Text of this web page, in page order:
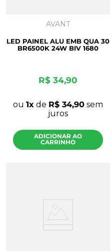
AVANT
LED PAINEL ALU EMB QUA 30
BR6500K 24W BIV 1680
R$ 34,90
ou 1 de R$ 34,90 sem
juros
ADICIONAR AO
CARRINHO